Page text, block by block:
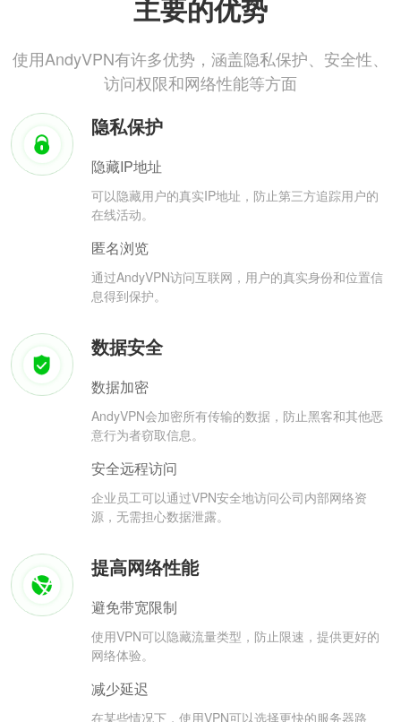
主要的优势
使用AndyVPN有许多优势，涵盖隐私保护、安全性、
访问权限和网络性能等方面
隐私保护
隐藏IP地址
可以隐藏用户的真实IP地址，防止第三方追踪用户的
在线活动。
匿名浏览
通过AndyVPN访问互联网，用户的真实身份和位置信
息得到保护。
数据安全
数据加密
AndyVPN会加密所有传输的数据，防止黑客和其他恶
意行为者窃取信息。
安全远程访问
企业员工可以通过VPN安全地访问公司内部网络资
源，无需担心数据泄露。
提高网络性能
避免带宽限制
使用VPN可以隐藏流量类型，防止限速，提供更好的
网络体验。
减少延迟
在某些情况下，使用VPN可以选择更快的服务器路